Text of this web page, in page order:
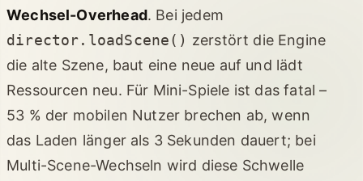
Wechsel-Overhead. Bei jedem
director.loadScene() zerstört die Engine
die alte Szene, baut eine neue auf und lädt
Ressourcen neu. Für Mini-Spiele ist das fatal –
53 % der mobilen Nutzer brechen ab, wenn
das Laden länger als 3 Sekunden dauert; bei
Multi-Scene-Wechseln wird diese Schwelle